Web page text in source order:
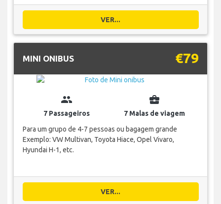
VER...
MINI ONIBUS €79
group
7 Passageiros
business_center
7 Malas de viagem
Para um grupo de 4-7 pessoas ou bagagem grande
Exemplo: VW Multivan, Toyota Hiace, Opel Vivaro,
Hyundai H-1, etc.
VER...